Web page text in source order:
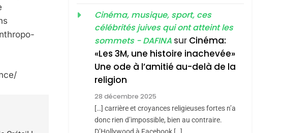
Accords D’Isaac:
L’alliance Pourrait
S’étendre À 13 Pays
D’Amérique Latine
ISRAÉL JUDAISME
5
Meurtrière Selon Le
Rapport D’ADL
Contre
FRANCE ISRAÉL
Cinéma, musique, sport, ces
célébrités juives qui ont atteint les
sommets - DAFINA sur Cinéma:
«Les 3M, une histoire inachevée»
Une ode à l’amitié au-delà de la
religion
28 décembre 2025
[…] carrière et croyances religieuses fortes n’a
donc rien d’impossible, bien au contraire.
Par Thérèse Zrihen-